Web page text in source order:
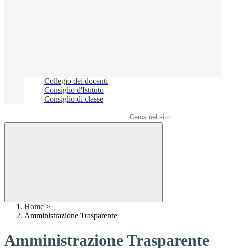
Collegio dei docenti
Consiglio d'Istituto
Consiglio di classe
Home >
Amministrazione Trasparente
Amministrazione Trasparente